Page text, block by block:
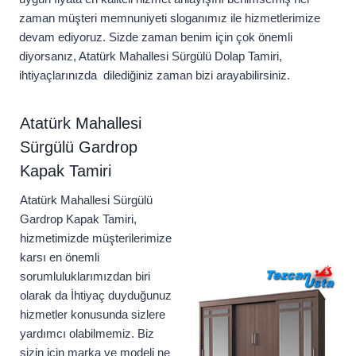
zaman müşteri memnuniyeti sloganımız ile hizmetlerimize
devam ediyoruz. Sizde zaman benim için çok önemli
diyorsanız, Atatürk Mahallesi Sürgülü Dolap Tamiri,
ihtiyaçlarınızda dilediğiniz zaman bizi arayabilirsiniz.
Atatürk Mahallesi
Sürgülü Gardrop
Kapak Tamiri
Atatürk Mahallesi Sürgülü
Gardrop Kapak Tamiri,
hizmetimizde müşterilerimize
karsı en önemli
sorumluluklarımızdan biri
olarak da İhtiyaç duyduğunuz
hizmetler konusunda sizlere
yardımcı olabilmemiz. Biz
sizin için marka ve modeli ne